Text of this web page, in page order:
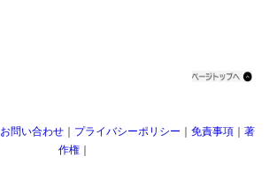
お問い合わせ ｜ プライバシーポリシー ｜ 免責事項 ｜ 著
作権 ｜